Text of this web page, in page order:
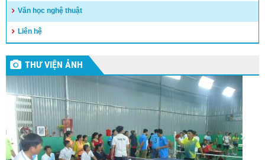
Văn học nghệ thuật
Liên hệ
THƯ VIỆN ẢNH